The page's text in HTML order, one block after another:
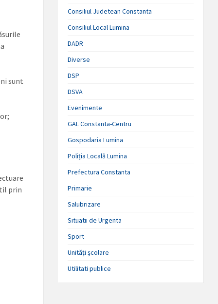
sunt
prin
Consiliul Judetean Constanta
Consiliul Local Lumina
DADR
Diverse
DSP
DSVA
Evenimente
GAL Constanta-Centru
Gospodaria Lumina
Poliția Locală Lumina
Prefectura Constanta
Primarie
Salubrizare
Situatii de Urgenta
Sport
Unități școlare
Utilitati publice